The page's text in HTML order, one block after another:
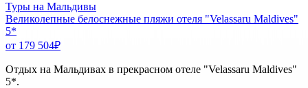
Туры на Мальдивы
Великолепные белоснежные пляжи отеля "Velassaru Maldives"
5*
от 179 504₽
Отдых на Мальдивах в прекрасном отеле "Velassaru Maldives"
5*.